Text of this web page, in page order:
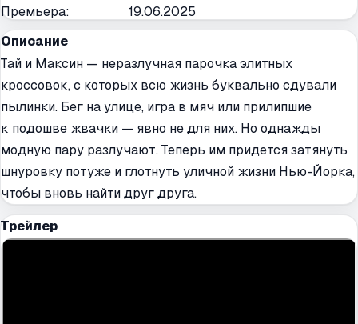
Премьера:
19.06.2025
Описание
Тай и Максин — неразлучная парочка элитных
кроссовок, с которых всю жизнь буквально сдували
пылинки. Бег на улице, игра в мяч или прилипшие
к подошве жвачки — явно не для них. Но однажды
модную пару разлучают. Теперь им придется затянуть
шнуровку потуже и глотнуть уличной жизни Нью-Йорка,
чтобы вновь найти друг друга.
Трейлер